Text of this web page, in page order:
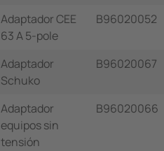
Adaptador CEE
63 A 5-pole
B96020052
Adaptador
Schuko
B96020067
Adaptador
equipos sin
tensión
B96020066